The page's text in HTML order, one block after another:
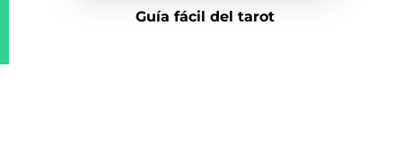
Guía fácil del tarot